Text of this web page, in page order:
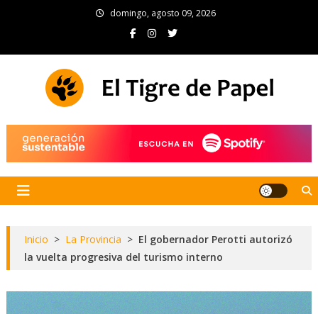
domingo, agosto 09, 2026
Inicio > La Provincia > El gobernador Perotti autorizó
la vuelta progresiva del turismo interno